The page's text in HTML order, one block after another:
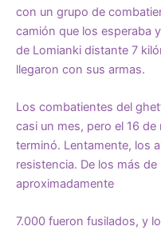
con un grupo de
camión que los esperaba
de Lomianki distante 7
llegaron con sus armas.
Los combatientes del
casi un mes, pero el 16
terminó. Lentamente, los
resistencia. De los más
aproximadamente
7.000 fueron fusilados, y